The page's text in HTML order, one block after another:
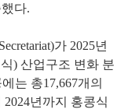
다.
가 2025년
) 산업구조 변화 분
는 총17,667개의
년 까지 홍콩식